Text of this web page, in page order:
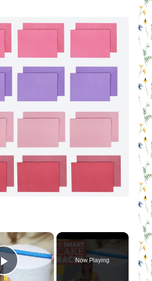
×
Play Video
Now Playing